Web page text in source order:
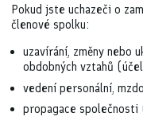
Pokud jste uchazeči o
členové spolku:
uzavírání, změny nebo
obdobných vztahů
vedení personální,
propagace společnosti